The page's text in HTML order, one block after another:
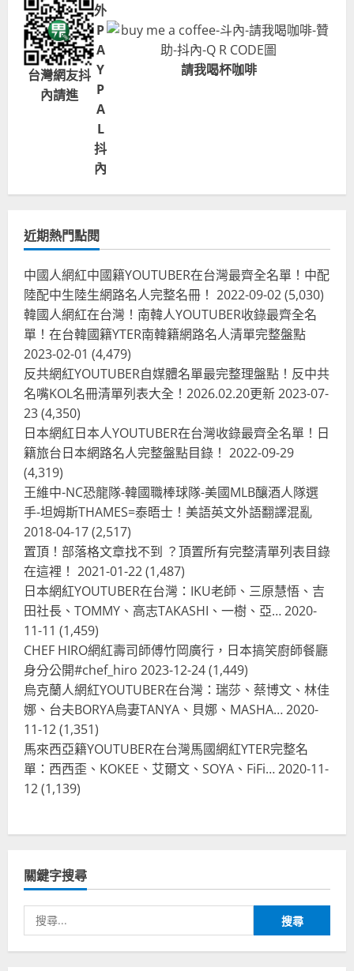
台灣網友抖
內請進
外
P
A
Y
P
A
L
抖
內
請我喝杯咖啡
近期熱門點閱
中國人網紅中國籍YOUTUBER在台灣最齊全名單！中配
陸配中生陸生網路名人完整名冊！ 2022-09-02(5,030)
韓國人網紅在台灣！南韓人YOUTUBER收錄最齊全名
單！在台韓國籍YTER南韓籍網路名人清單完整盤點
2023-02-01 (4,479)
反共網紅YOUTUBER自媒體名單最完整理盤點！反中共
名嘴KOL名冊清單列表大全！2026.02.20更新2023-07-
23(4,350)
日本網紅日本人YOUTUBER在台灣收錄最齊全名單！日
籍旅台日本網路名人完整盤點目錄！ 2022-09-29
(4,319)
王維中-NC恐龍隊-韓國職棒球隊-美國MLB釀酒人隊選
手-坦姆斯THAMES=泰晤士！美語英文外語翻譯混亂
2018-04-17(2,517)
置頂！部落格文章找不到 ？頂置所有完整清單列表目錄
在這裡！ 2021-01-22(1,487)
日本網紅YOUTUBER在台灣：IKU老師、三原慧悟、吉
田社長、TOMMY、高志TAKASHI、一樹、亞…2020-
11-11 (1,459)
CHEF HIRO網紅壽司師傅竹岡廣行，日本搞笑廚師餐廳
身分公開#chef_hiro 2023-12-24(1,449)
烏克蘭人網紅YOUTUBER在台灣：瑞莎、蔡博文、林佳
娜、台夫BORYA烏妻TANYA、貝娜、MASHA…2020-
11-12(1,351)
馬來西亞籍YOUTUBER在台灣馬國網紅YTER完整名
單：西西歪、KOKEE、艾爾文、SOYA、FiFi…2020-11-
12(1,139)
關鍵字搜尋
尋
關
2
奧地利人愛喝珍奶、波霸奶茶奧地利
愛瘋、珍珠奶茶門市顧客大排長龍
3
台灣餐飲在全球 電影戲劇
獨家！芭比珍奶！珍珠奶茶飲料
BARBIE芭比娃娃肯尼電影聯名網友官
方影片！日出茶太CHATIME澳洲限定
活動
2023-08-03
4
台灣餐飲在全球
受歡迎，波霸奶茶門市顧客大排長
龍，網紅宣傳華沙珍奶店人潮多
2023-07-15
台灣餐飲在全球
泰豐受歡迎台灣米其林餐廳！加州賭
城西雅圖分店排隊人潮影片盤點
1 2024-02-06
台灣餐飲在全球 尚未分類
奧地利人愛喝珍奶、波霸奶茶奧地利